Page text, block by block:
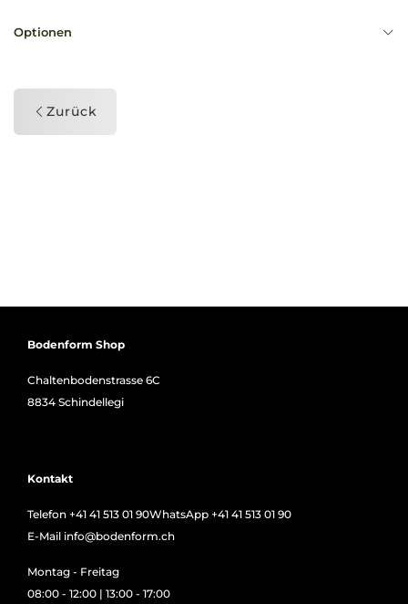
Optionen
Zurück
Bodenform Shop
Chaltenbodenstrasse 6C
8834 Schindellegi
Kontakt
Telefon +41 41 513 01 90WhatsApp +41 41 513 01 90
E-Mail info@bodenform.ch
Montag - Freitag
08:00 - 12:00 | 13:00 - 17:00